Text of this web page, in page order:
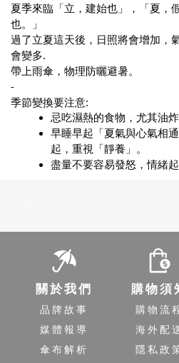
夏季來臨「立，建始也」，「夏，
也。」
過了立夏這天後，日照將會增加，
會變多.
帶上雨傘，物理防曬避暑。
-
季節變換要注意:
忌吃濕熱的食物，尤其油
早睡早起「夏氣與心氣相
起，重視「靜養」。
盡量不要容易發怒，情緒
關於我們
品牌故事
媒體報導
傘布解析
購物須
購物流
海外配
隱私政